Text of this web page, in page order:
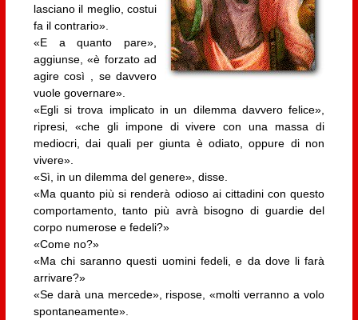
lasciano il meglio, costui
fa il contrario».
«E a quanto pare»,
aggiunse, «è forzato ad
agire così , se davvero
vuole governare».
«Egli si trova implicato in un dilemma davvero felice»,
ripresi, «che gli impone di vivere con una massa di
mediocri, dai quali per giunta è odiato, oppure di non
vivere».
«Sì, in un dilemma del genere», disse.
«Ma quanto più si renderà odioso ai cittadini con questo
comportamento, tanto più avrà bisogno di guardie del
corpo numerose e fedeli?»
«Come no?»
«Ma chi saranno questi uomini fedeli, e da dove li farà
arrivare?»
«Se darà una mercede», rispose, «molti verranno a volo
spontaneamente».